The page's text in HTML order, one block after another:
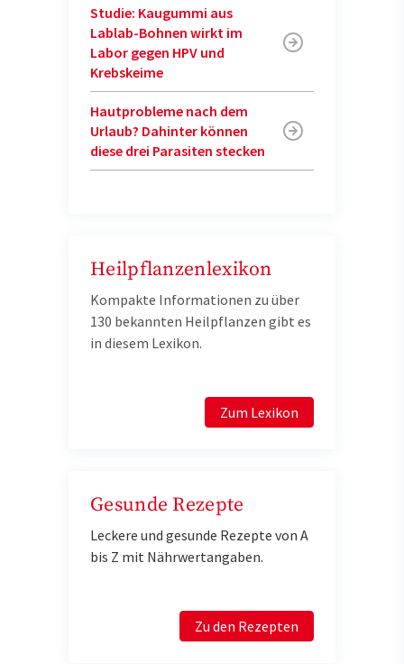
Studie: Kaugummi aus
Lablab-Bohnen wirkt im
Labor gegen HPV und
Krebskeime
Hautprobleme nach dem
Urlaub? Dahinter können
diese drei Parasiten stecken
Heilpflanzenlexikon
Kompakte Informationen zu über
130 bekannten Heilpflanzen gibt es
in diesem Lexikon.
Zum Lexikon
Gesunde Rezepte
Leckere und gesunde Rezepte von A
bis Z mit Nährwertangaben.
Zu den Rezepten